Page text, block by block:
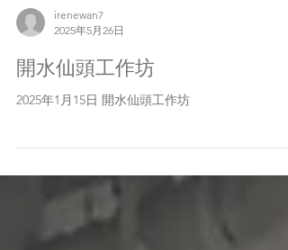
irenewan7
2025年5月26日
開水仙頭工作坊
2025年1月15日 開水仙頭工作坊